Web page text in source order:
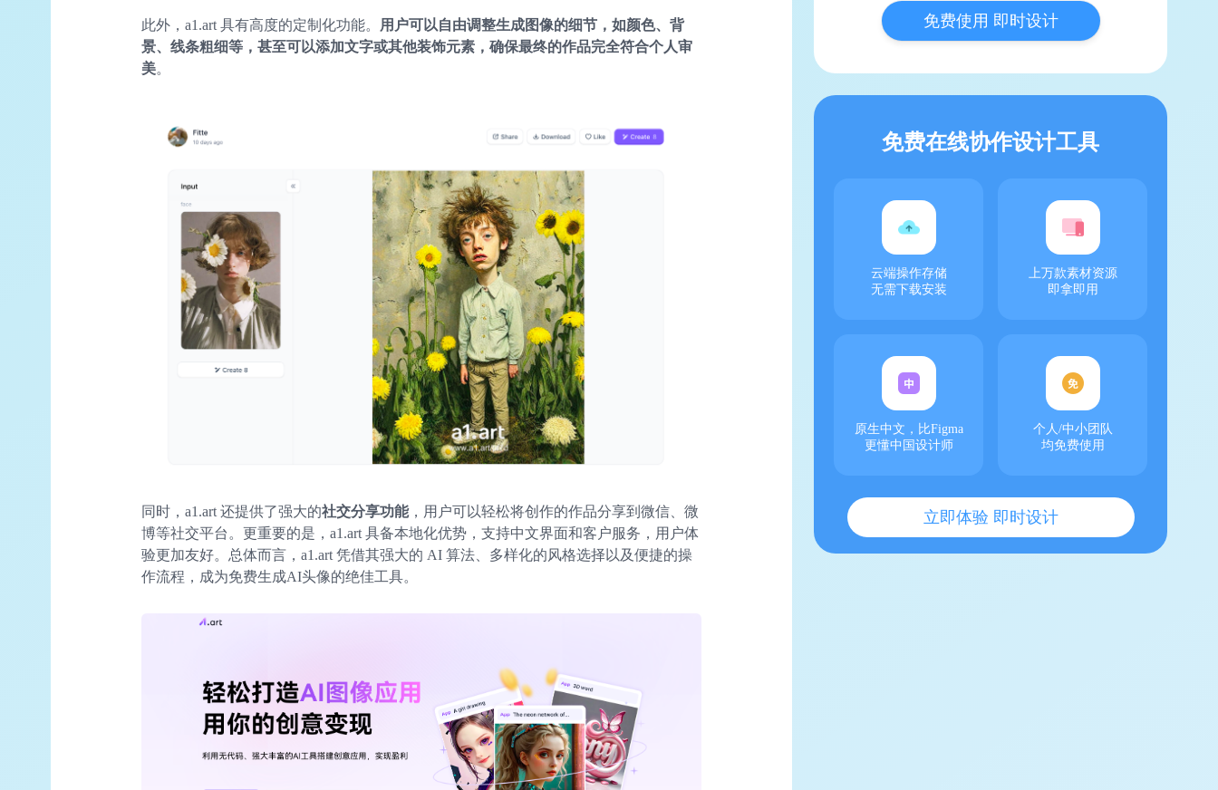
此外，a1.art 具有高度的定制化功能。
用户可以自由调整生成图像的细节，如颜色、背
景、线条粗细等，甚至可以添加文字或其他装饰元素，确保最终的作品完全符合个人审
美。
同时，a1.art 还提供了强大的社交分享功能，用户可以轻松将创作的作品分享到微信、微
博等社交平台。更重要的是，a1.art 具备本地化优势，支持中文界面和客户服务，用户体
验更加友好。总体而言，a1.art 凭借其强大的 AI 算法、多样化的风格选择以及便捷的操
作流程，成为免费生成AI头像的绝佳工具。
免费使用 即时设计
免费在线协作设计工具
云端操作存储
无需下载安装
上万款素材资源
即拿即用
原生中文，比Figma
更懂中国设计师
个人/中小团队
均免费使用
立即体验 即时设计